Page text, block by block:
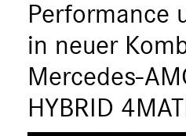
Vans
Marken & Produkte
MEDIA
ÜBER UNS
ANSPRECHPARTNER
Performance
in neuer
Mercedes-
HYBRID